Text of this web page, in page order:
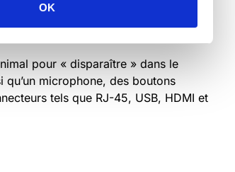
OK
pour « disparaître » dans le
microphone, des boutons
tels que RJ-45, USB, HDMI et